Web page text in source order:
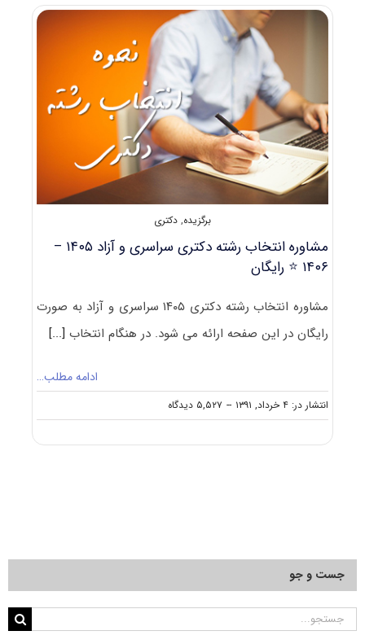
جدول
امتیازات
مصاحبه
دکترا
۱۴۰۵
برگزیده, دکتری
مشاوره انتخاب رشته دکتری سراسری و آزاد ۱۴۰۵ –
۱۴۰۶ ⭐️ رایگان
مشاوره انتخاب رشته دکتری ۱۴۰۵ سراسری و آزاد به صورت
رایگان در این صفحه ارائه می شود. در هنگام انتخاب[...]
ادامه مطلب…
انتشار در: ۴ خرداد, ۱۳۹۱ -- ۵,۵۲۷ دیدگاه
on
مشاوره
۱۴۰۶
رایگان
جست و جو
جستجو